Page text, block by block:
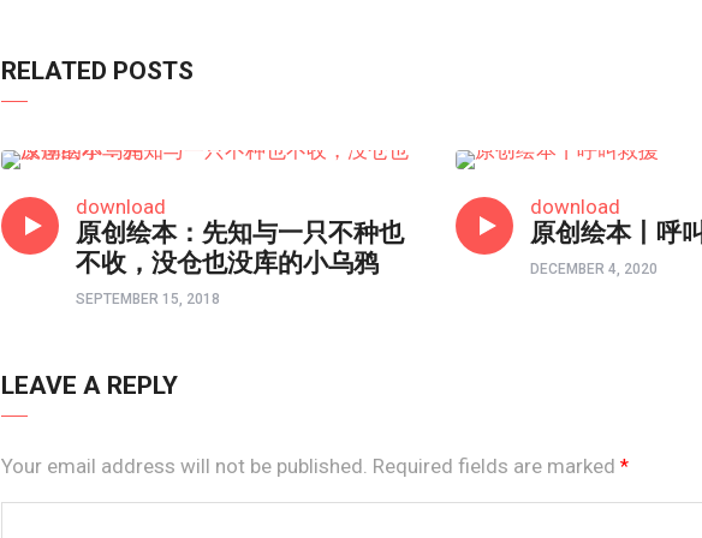
RELATED POSTS
download
原创绘本：先知与一只不种也
不收，没仓也没库的小乌鸦
SEPTEMBER 15, 2018
download
原创绘本丨呼
DECEMBER 4, 2020
LEAVE A REPLY
Your email address will not be published. Required fields are marked *